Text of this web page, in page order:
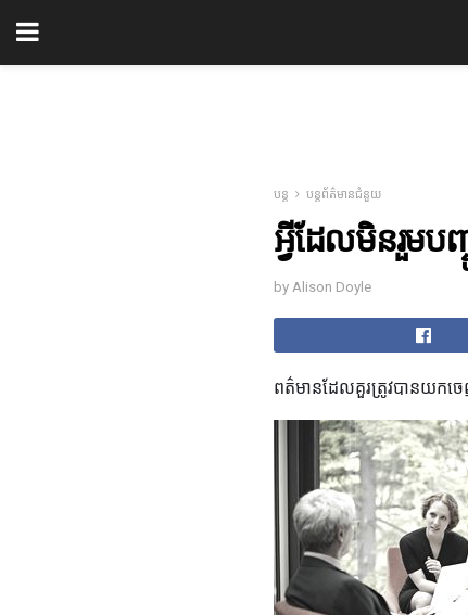
បន្ត បន្តព័ត៌មានជំនួយ
អ្វីដែលមិនរួមប
by Alison Doyle
ពត៌មានដែលគួរត្រូវបានយកច